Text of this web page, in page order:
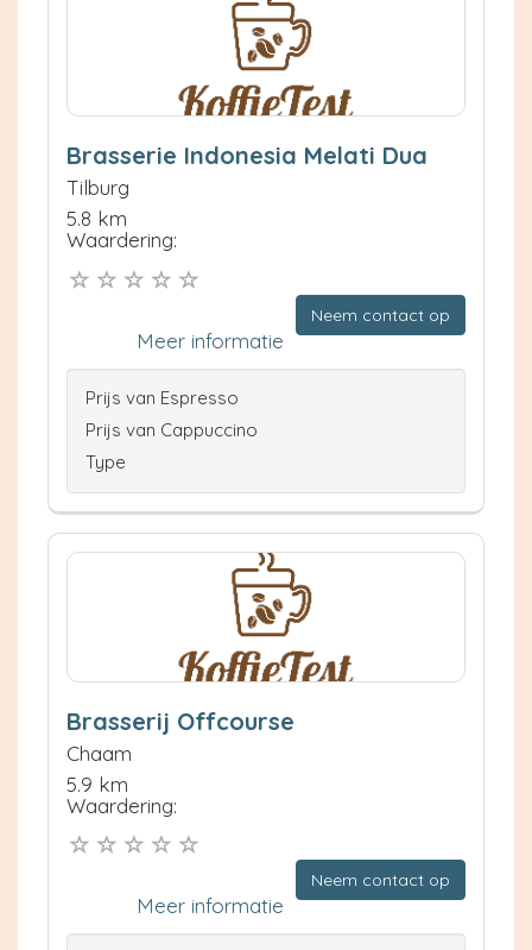
Brasserie Indonesia Melati Dua
Tilburg
5.8 km
Waardering:
Neem contact op
Meer informatie
Prijs van Espresso
Prijs van Cappuccino
Type
Brasserij Offcourse
Chaam
5.9 km
Waardering:
Neem contact op
Meer informatie